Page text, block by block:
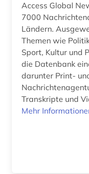
Access Global
7000
Ländern.
Themen wie
Sport, Kultur und
die Datenbank
darunter Print-
Mehr